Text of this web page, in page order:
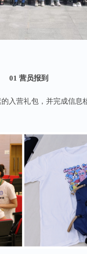
01 营员报到
入营礼包，并完成信